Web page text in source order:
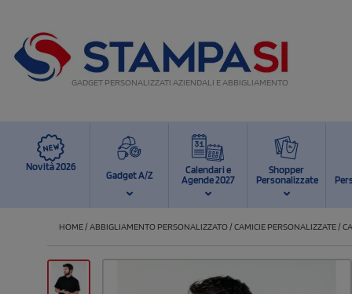
GADGET PERSONALIZZATI AZIENDALI E ABBIGLIAMENTO
Novità 2026
Gadget A/Z
Calendari e
Agende 2027
Shopper
Personalizzate
HOME /ABBIGLIAMENTO PERSONALIZZATO /CAMICIE PERSONALIZZATE /